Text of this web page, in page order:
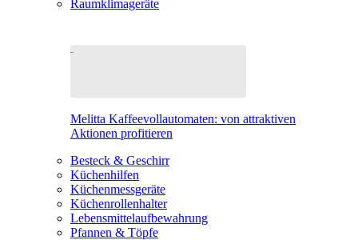
Raumklimageräte
Melitta Kaffeevollautomaten: von attraktiven
Aktionen profitieren
Besteck & Geschirr
Küchenhilfen
Küchenmessgeräte
Küchenrollenhalter
Lebensmittelaufbewahrung
Pfannen & Töpfe